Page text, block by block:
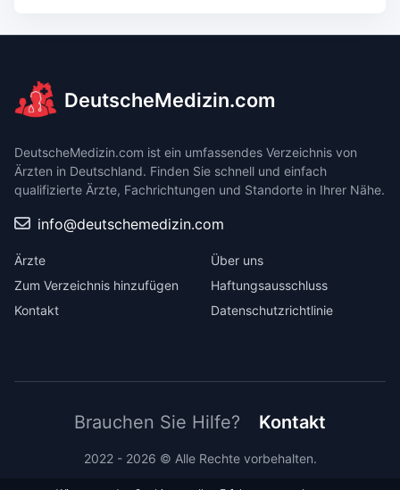
DeutscheMedizin.com
DeutscheMedizin.com ist ein umfassendes Verzeichnis von
Ärzten in Deutschland. Finden Sie schnell und einfach
qualifizierte Ärzte, Fachrichtungen und Standorte in Ihrer Nähe.
info@deutschemedizin.com
Ärzte
Zum Verzeichnis hinzufügen
Kontakt
Über uns
Haftungsausschluss
Datenschutzrichtlinie
Brauchen Sie Hilfe? Kontakt
2022 - 2026 © Alle Rechte vorbehalten.